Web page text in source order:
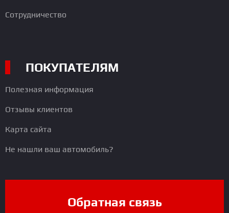
Сотрудничество
ПОКУПАТЕЛЯМ
Полезная информация
Отзывы клиентов
Карта сайта
Не нашли ваш автомобиль?
Обратная связь